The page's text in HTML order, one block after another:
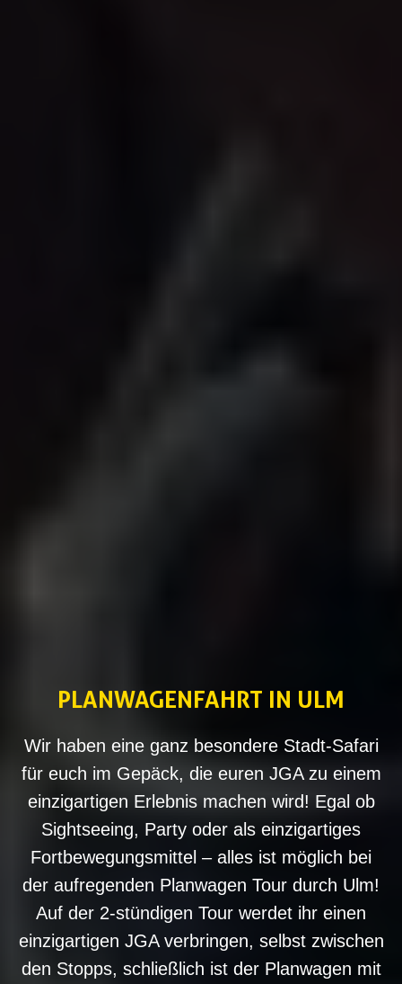
PLANWAGENFAHRT IN ULM
Wir haben eine ganz besondere Stadt-Safari
für euch im Gepäck, die euren JGA zu einem
einzigartigen Erlebnis machen wird! Egal ob
Sightseeing, Party oder als einzigartiges
Fortbewegungsmittel – alles ist möglich bei
der aufregenden Planwagen Tour durch Ulm!
Auf der 2-stündigen Tour werdet ihr einen
einzigartigen JGA verbringen, selbst zwischen
den Stopps, schließlich ist der Planwagen mit